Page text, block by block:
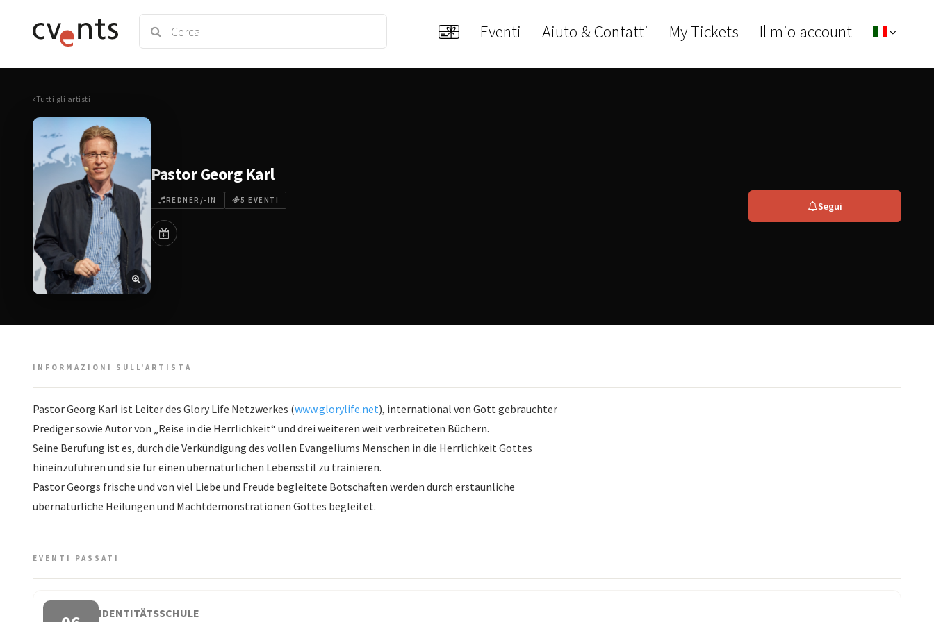
Eventi Aiuto & Contatti My Tickets Il mio account
Tutti gli artisti
Pastor Georg Karl
REDNER/-IN 5 EVENTI Segui
INFORMAZIONI SULL'ARTISTA
Pastor Georg Karl ist Leiter des Glory Life Netzwerkes (www.glorylife.net), international von Gott gebrauchter
Prediger sowie Autor von „Reise in die Herrlichkeit“ und drei weiteren weit verbreiteten Büchern.
Seine Berufung ist es, durch die Verkündigung des vollen Evangeliums Menschen in die Herrlichkeit Gottes
hineinzuführen und sie für einen übernatürlichen Lebensstil zu trainieren.
Pastor Georgs frische und von viel Liebe und Freude begleitete Botschaften werden durch erstaunliche
übernatürliche Heilungen und Machtdemonstrationen Gottes begleitet.
EVENTI PASSATI
IDENTITÄTSSCHULE